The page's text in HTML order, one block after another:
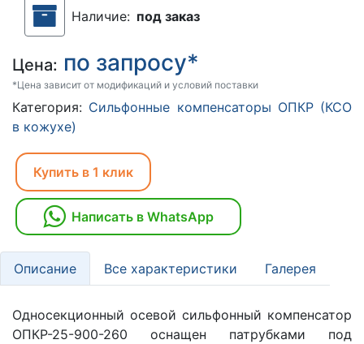
Наличие: под заказ
Цена: по запросу*
*Цена зависит от модификаций и условий поставки
Категория: Сильфонные компенсаторы ОПКР (КСО
в кожухе)
Купить в 1 клик
Написать в WhatsApp
Описание Все характеристики Галерея
Односекционный осевой сильфонный компенсатор
ОПКР-25-900-260 оснащен патрубками под